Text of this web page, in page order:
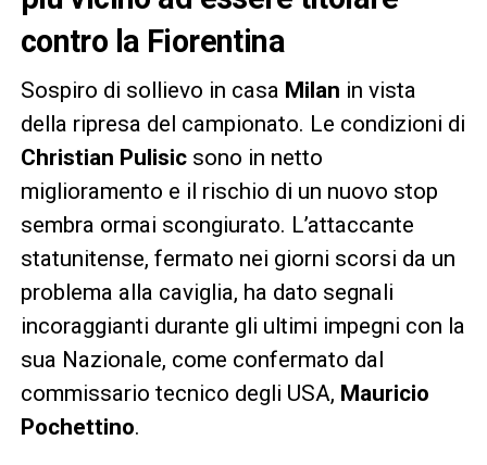
contro la Fiorentina
Sospiro di sollievo in casa Milan in vista
della ripresa del campionato. Le condizioni di
Christian Pulisicsono in netto
miglioramento e il rischio di un nuovo stop
sembra ormai scongiurato. L’attaccante
statunitense, fermato nei giorni scorsi da un
problema alla caviglia, ha dato segnali
incoraggianti durante gli ultimi impegni con la
sua Nazionale, come confermato dal
commissario tecnico degli USA, Mauricio
Pochettino.